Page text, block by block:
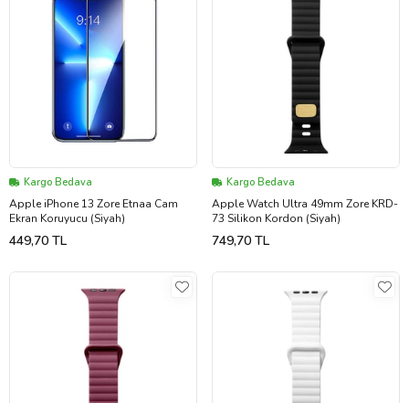
Kargo Bedava
Apple iPhone 13 Zore Etnaa Cam
Ekran Koruyucu (Siyah)
449,70 TL
Kargo Bedava
Apple Watch Ultra 49mm Zore KRD-
73 Silikon Kordon (Siyah)
749,70 TL